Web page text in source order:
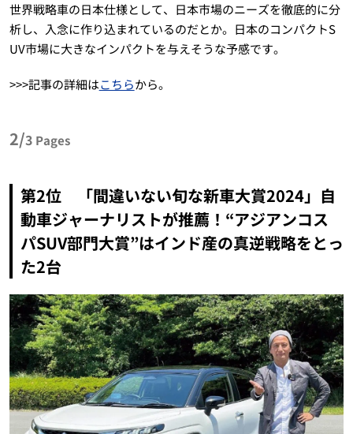
世界戦略車の日本仕様として、日本市場のニーズを徹底的に分
析し、入念に作り込まれているのだとか。日本のコンパクトS
UV市場に大きなインパクトを与えそうな予感です。
>>>記事の詳細はこちらから。
2/3 Pages
第2位 「間違いない旬な新車大賞2024」自
動車ジャーナリストが推薦！“アジアンコス
パSUV部門大賞”はインド産の真逆戦略をとっ
た2台